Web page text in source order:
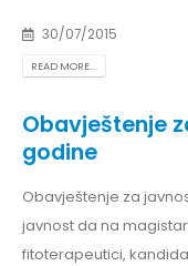
30/07/2015
READ MORE...
Obavještenje
godine
Obavještenje za
javnost da na
fitoterapeutici,